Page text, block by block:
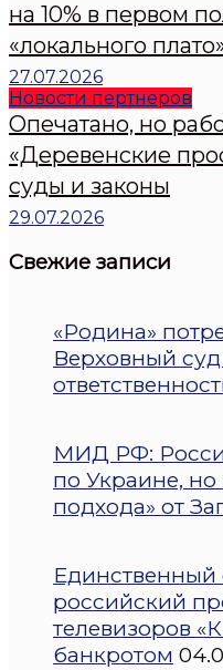
на 10% в первом
«локального
27.07.2026
Новости пертнеров
Опечатано, но
«Деревенские
суды и законы
29.07.2026
Свежие записи
«Родина»
Верховный
МИД РФ:
по Украине, но
подхода» от
российский
телевизоров
банкротом